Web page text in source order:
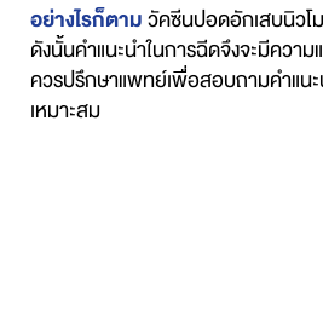
อย่างไรก็ตามวัคซีนปอดอักเสบนิว
ดังนั้นคำแนะนำในการฉีดจึงจะมีควา
ควรปรึกษาแพทย์เพื่อสอบถามคำแนะ
เหมาะสม